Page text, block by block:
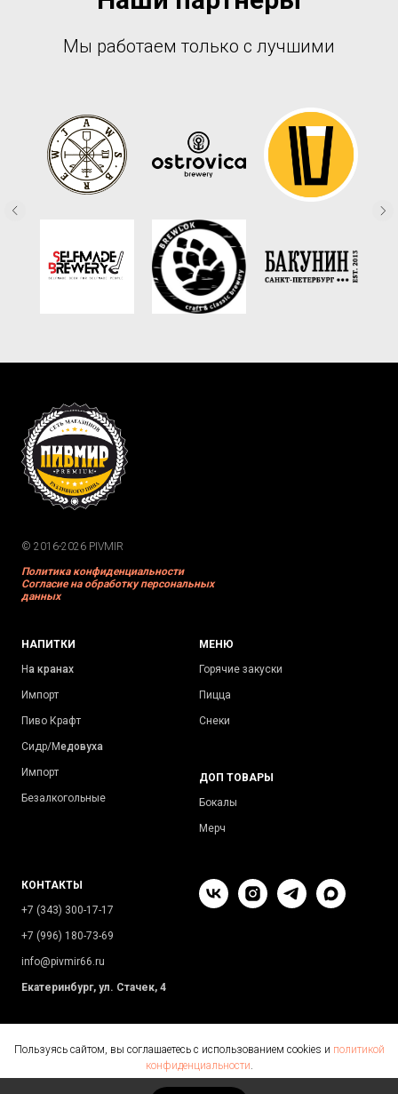
Мы работаем только с лучшими
© 2016-2026 PIVMIR
Политика конфиденциальности
Согласие на обработку персональных
данных
НАПИТКИ
На кранах
Импорт
Пиво Крафт
Сидр/Медовуха
Импорт
Безалкогольные
МЕНЮ
Горячие закуски
Пицца
Снеки
ДОП ТОВАРЫ
Бокалы
Мерч
КОНТАКТЫ
+7 (343) 300-17-17
+7 (996) 180-73-69
info@pivmir66.ru
Екатеринбург, ул. Стачек, 4
Пользуясь сайтом, вы соглашаетесь с использованием cookies и политикой
конфиденциальности.